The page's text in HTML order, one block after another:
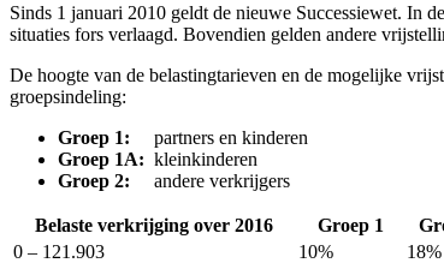
Sinds 1 januari 2010 geldt de nieuwe Successiewet. In
situaties fors verlaagd. Bovendien gelden andere
De hoogte van de belastingtarieven en de mogelijke
groepsindeling:
Groep 1: partners en kinderen
Groep 1A: kleinkinderen
Groep 2: andere verkrijgers
Belaste verkrijging over 2016 Groep 1
0 – 121.903
10% 18%